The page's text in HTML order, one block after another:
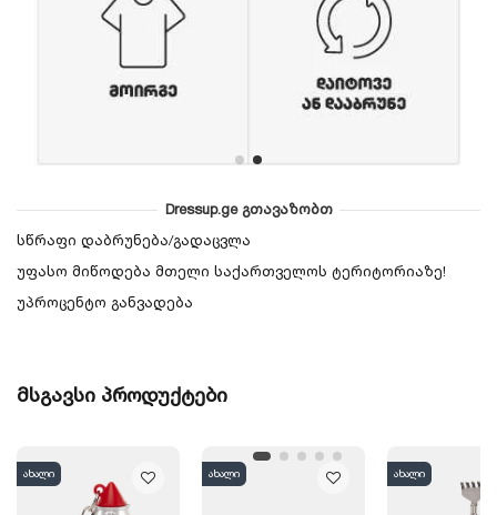
Dressup.ge გთავაზობთ
სწრაფი დაბრუნება/გადაცვლა
უფასო მიწოდება მთელი საქართველოს ტერიტორიაზე!
უპროცენტო განვადება
მსგავსი პროდუქტები
ახალი ახალი ახალი